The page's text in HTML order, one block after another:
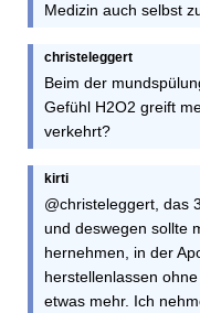
Medizin auch selbst
christeleggert
Beim der
Gefühl H2O2 greift
verkehrt?
kirti
@christeleggert, das
und deswegen sollte
hernehmen, in der
herstellenlassen
etwas mehr. Ich